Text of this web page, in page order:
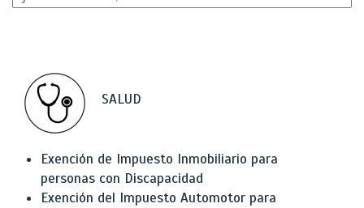
SALUD
Exención de Impuesto Inmobiliario para
personas con Discapacidad
Exención del Impuesto Automotor para